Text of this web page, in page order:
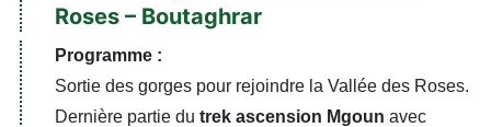
Roses – Boutaghrar
Programme :
Sortie des gorges pour rejoindre la Vallée des Roses.
Dernière partie du trek ascension Mgoun avec